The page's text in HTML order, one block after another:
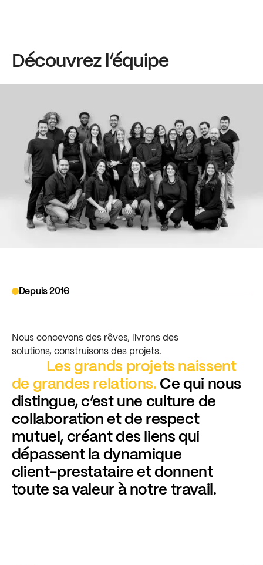
Découvrez l’équipe
Depuis 2016
Nous concevons des rêves, livrons des
solutions, construisons des projets.
Les grands projets naissent
de grandes relations. Ce qui nous
distingue, c’est une culture de
collaboration et de respect
mutuel, créant des liens qui
dépassent la dynamique
client-prestataire et donnent
toute sa valeur à notre travail.